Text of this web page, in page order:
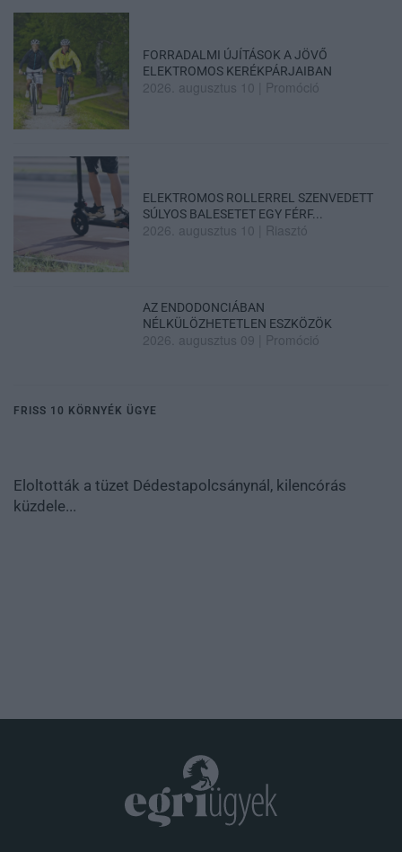
FORRADALMI ÚJÍTÁSOK A JÖVŐ
ELEKTROMOS KERÉKPÁRJAIBAN
2026. augusztus 10 Promóció
ELEKTROMOS ROLLERREL SZENVEDETT
SÚLYOS BALESETET EGY FÉRF...
2026. augusztus 10 Riasztó
AZ ENDODONCIÁBAN
NÉLKÜLÖZHETETLEN ESZKÖZÖK
2026. augusztus 09 Promóció
FRISS 10 KÖRNYÉK ÜGYE
Eloltották a tüzet Dédestapolcsánynál, kilencórás
küzdele...